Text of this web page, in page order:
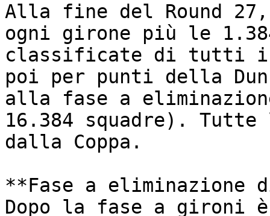
Alla fine del Round
ogni girone più le
classificate di tutti i
poi per punti della
alla fase a
16.384 squadre).
dalla Coppa.
**Fase a eliminazione
Dopo la fase a gironi